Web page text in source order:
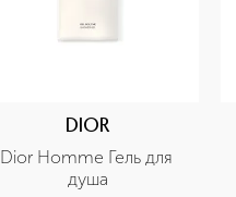
DIOR
Dior Homme Гель для
душа